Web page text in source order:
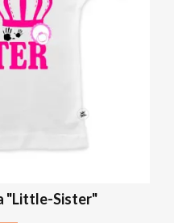
"Little-Sister"